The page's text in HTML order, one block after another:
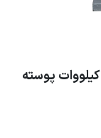
الکتروموتور استریم سه فاز 220 اسب 160 کیلووات پوسته